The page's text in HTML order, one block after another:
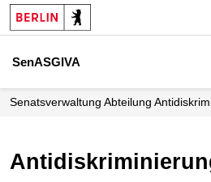
SenASGIVA
Senats­verwaltung Abteilung